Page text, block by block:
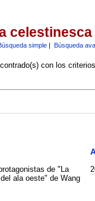
celestinesca
simple| Búsqueda
con los
de "La
ala oeste" de Wang